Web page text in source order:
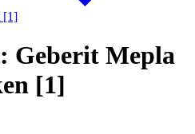
[1]
Geberit Mepla
[1]